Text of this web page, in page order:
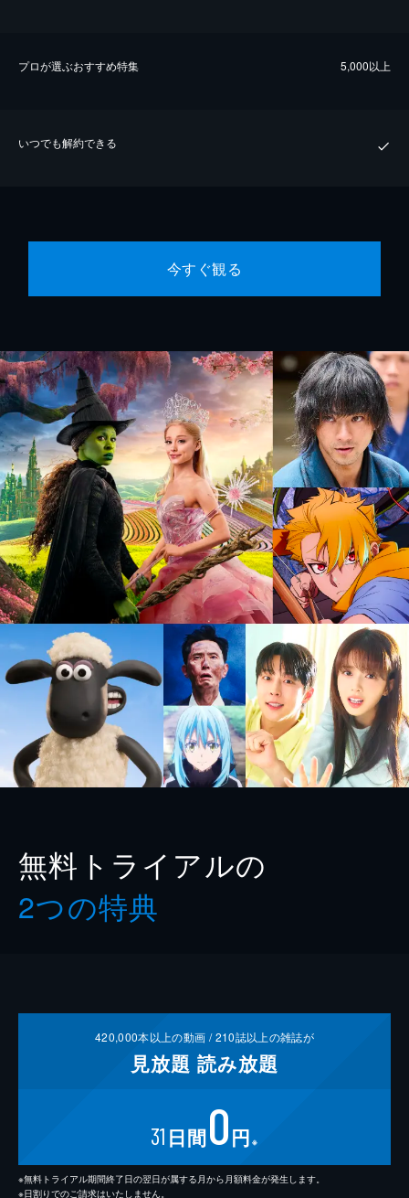
プロが選ぶおすすめ特集 5,000以上
いつでも解約できる
今すぐ観る
無料トライアルの
2つの特典
420,000本以上の動画 /210誌以上の雑誌が
見放題 読み放題
31 日間0円 ※
※無料トライアル期間終了日の翌日が属する月から月額料金が発生します。
※日割りでのご請求はいたしません。